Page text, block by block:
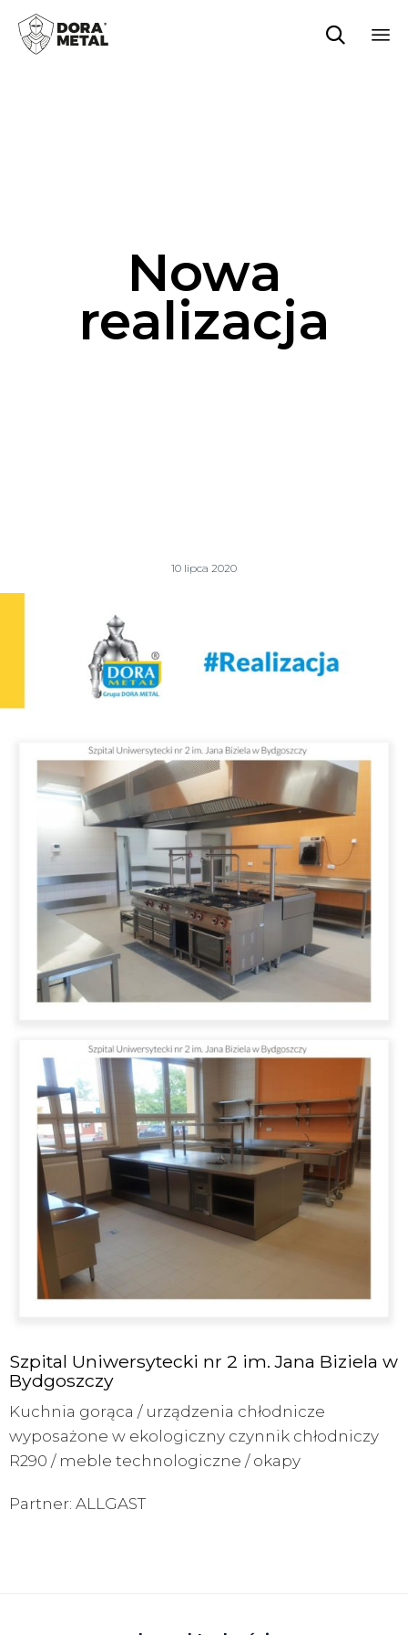

Nowa
realizacja
10 lipca 2020
Szpital Uniwersytecki nr 2 im. Jana Biziela w
Bydgoszczy
Kuchnia gorąca / urządzenia chłodnicze
wyposażone w ekologiczny czynnik chłodniczy
R290 / meble technologiczne / okapy
Partner: ALLGAST